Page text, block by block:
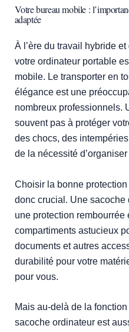
Votre bureau mobile :
adaptée
À l’ère du travail hybride
votre ordinateur portable
mobile. Le transporter en
élégance est une
nombreux professionnels.
souvent pas à protéger
des chocs, des
de la nécessité
Choisir la bonne
donc crucial. Une
une protection
compartiments astucieux
documents et autres
durabilité pour votre
pour vous.
Mais au-delà de la
sacoche ordinateur est